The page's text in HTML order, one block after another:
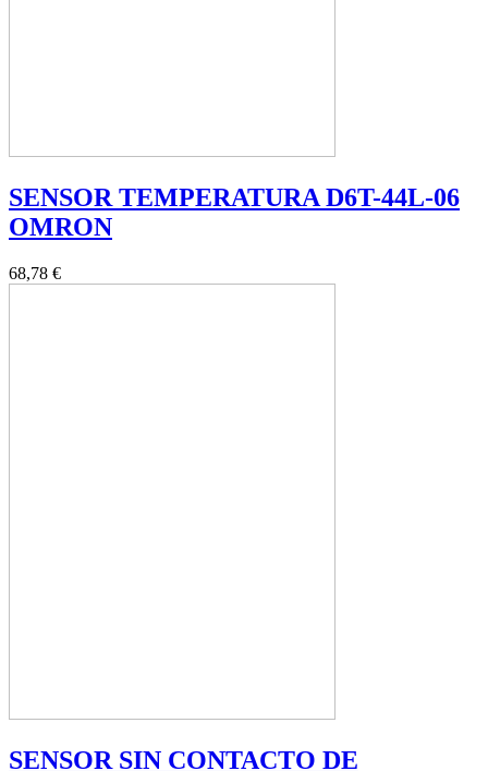
SENSOR TEMPERATURA D6T-44L-06
OMRON
68,78 €
SENSOR SIN CONTACTO DE